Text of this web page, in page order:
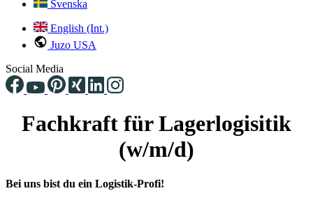
Svenska
English (Int.)
Juzo USA
Social Media
Fachkraft für Lagerlogisitik
(w/m/d)
Bei uns bist du ein Logistik-Profi!